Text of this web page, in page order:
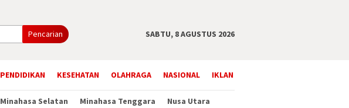
Pencarian SABTU, 8 AGUSTUS 2026
PENDIDIKAN KESEHATAN OLAHRAGA NASIONAL IKLAN
Minahasa Selatan Minahasa Tenggara
Nusa Utara